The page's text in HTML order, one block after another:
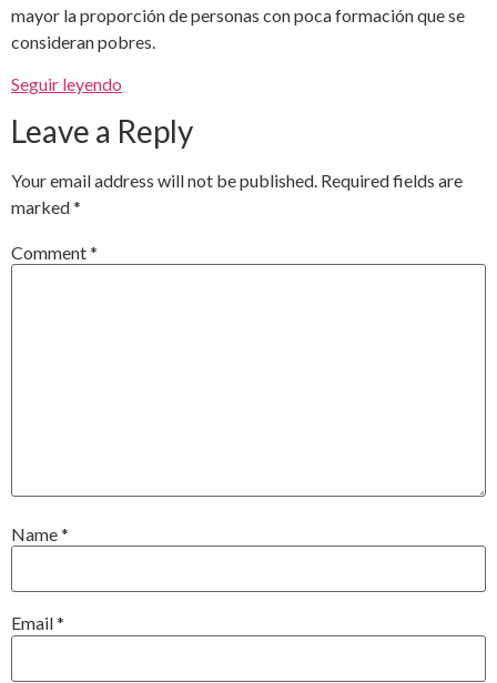
mayor la proporción de personas con poca formación que se
consideran pobres.
Seguir leyendo
Leave a Reply
Your email address will not be published. Required fields are
marked*
Comment*
Name*
Email*